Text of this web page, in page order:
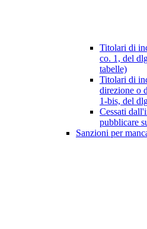
Titolari di
co. 1, del
tabelle)
Titolari di
direzione o
1-bis, del
Cessati
pubblicare
Sanzioni per